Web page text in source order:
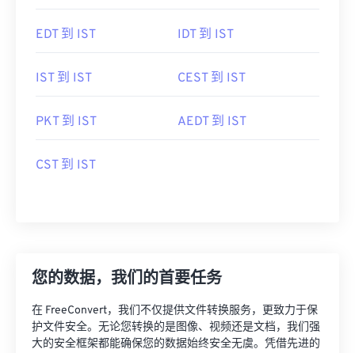
EDT 到 IST IDT 到 IST
IST 到 IST CEST 到 IST
PKT 到 IST AEDT 到 IST
CST 到 IST
您的数据，我们的首要任务
在 FreeConvert，我们不仅提供文件转换服务，更致力于保
护文件安全。无论您转换的是图像、视频还是文档，我们强
大的安全框架都能确保您的数据始终安全无虞。凭借先进的